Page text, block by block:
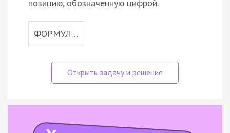
позицию, обозначенную цифрой.
ФОРМУЛ…